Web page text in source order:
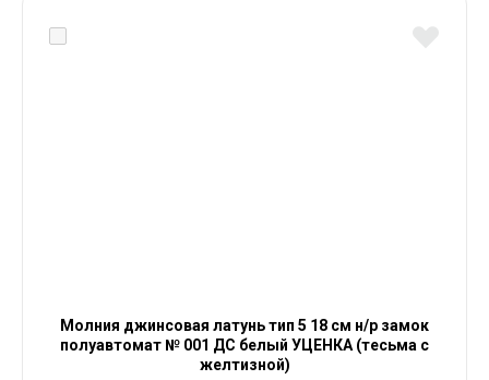
Молния джинсовая латунь тип 5 18 см н/р замок
полуавтомат № 001 ДС белый УЦЕНКА (тесьма с
желтизной)